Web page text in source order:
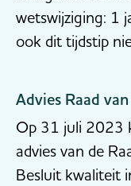
wetswijziging: 1
ook dit tijdstip
Advies Raad
Op 31 juli 2023
advies van de
Besluit kwaliteit